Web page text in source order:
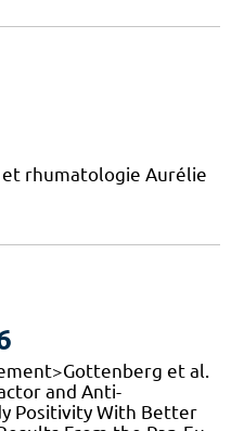
rhumatologie Aurélie
et al.
and Anti-
Positivity With Better